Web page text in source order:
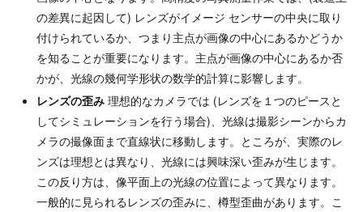
の差異に起因して) レンズがイメージ センサーの中央に取り
付けられているか、つまり主点が画像の中心にあるかどうか
を知ることが重要になります。主点が画像の中心にあるか否
かが、光線の幾何学形状の数学的計算に影響します。
レンズの歪み理想的なカメラでは (レンズを１つのピースと
してシミュレーションを行う場合)、光線は撮影シーンからカ
メラの撮像面まで直線状に移動します。ところが、実際のレ
ンズは理想とは異なり、光線には興味深い歪みが生じます。
この反り方は、像平面上の光線の位置によって異なります。
一般的に見られるレンズの歪みに、樽型歪曲があります。こ